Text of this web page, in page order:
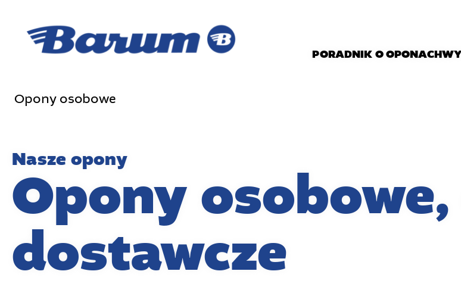
PORADNIK O OPONACH
Opony osobowe
Nasze opony
Opony
dostawcze